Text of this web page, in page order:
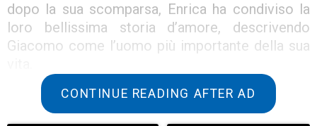
dopo la sua scomparsa, Enrica ha condiviso la
loro bellissima storia d’amore, descrivendo
Giacomo come l’uomo più importante della sua
Anche se non l’ha mai sposato, era il compagno
perfetto. Era la persona che sognava di
CONTINUE READING AFTER AD